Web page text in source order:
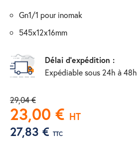
gn1/1 pour inomak
545x12x16mm
Délai d'expédition :
Expédiable sous 24h à 48h
29,04 €
23,00 € HT
27,83 € TTC